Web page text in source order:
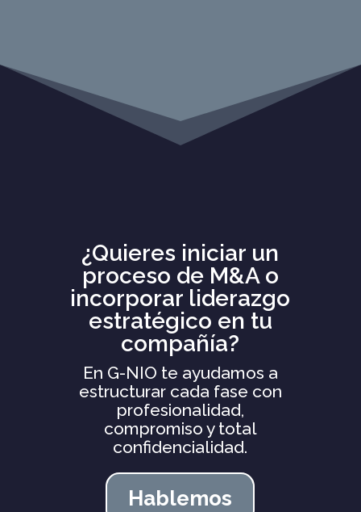
¿Quieres iniciar un
proceso de M&A o
incorporar liderazgo
estratégico en tu
compañía?
En G-NIO te ayudamos a
estructurar cada fase con
profesionalidad,
compromiso y total
confidencialidad.
Hablemos